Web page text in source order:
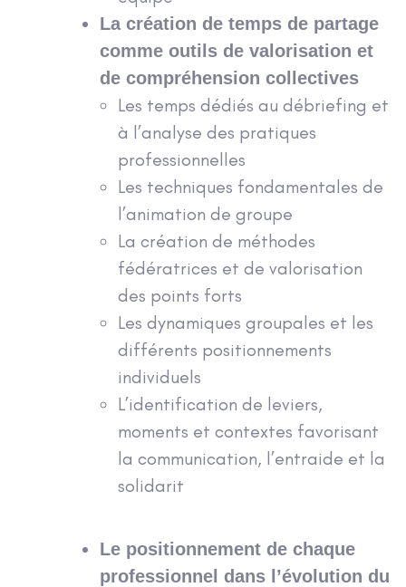
La création de temps de partage
comme outils de valorisation et
de compréhension collectives
Les temps dédiés au débriefing et
à l’analyse des pratiques
professionnelles
Les techniques fondamentales de
l’animation de groupe
La création de méthodes
fédératrices et de valorisation
des points forts
Les dynamiques groupales et les
différents positionnements
individuels
L’identification de leviers,
moments et contextes favorisant
la communication, l’entraide et la
solidarit
Le positionnement de chaque
professionnel dans l’évolution du